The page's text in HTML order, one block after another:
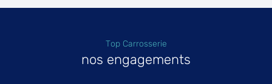
Top Carrosserie
nos engagements